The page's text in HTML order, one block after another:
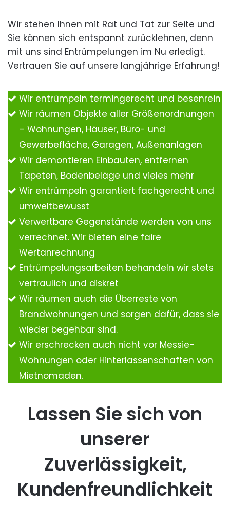
Wir stehen Ihnen mit Rat und Tat zur Seite und
Sie können sich entspannt zurücklehnen, denn
mit uns sind Entrümpelungen im Nu erledigt.
Vertrauen Sie auf unsere langjährige Erfahrung!
Wir entrümpeln termingerecht und besenrein
Wir räumen Objekte aller Größenordnungen
– Wohnungen, Häuser, Büro- und
Gewerbefläche, Garagen, Außenanlagen
Wir demontieren Einbauten, entfernen
Tapeten, Bodenbeläge und vieles mehr
Wir entrümpeln garantiert fachgerecht und
umweltbewusst
Verwertbare Gegenstände werden von uns
verrechnet. Wir bieten eine faire
Wertanrechnung
Entrümpelungsarbeiten behandeln wir stets
vertraulich und diskret
Wir räumen auch die Überreste von
Brandwohnungen und sorgen dafür, dass sie
wieder begehbar sind.
Wir erschrecken auch nicht vor Messie-
Wohnungen oder Hinterlassenschaften von
Mietnomaden.
Lassen Sie sich von
unserer
Zuverlässigkeit,
Kundenfreundlichkeit